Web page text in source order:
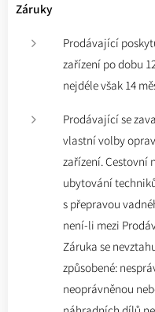
Záruky
Prodávající
zařízení po dobu
nejdéle však 14
Prodávající se
vlastní volby
zařízení. Cestovní
ubytování
s přepravou
není-li mezi
Záruka se
způsobené:
neoprávněnou